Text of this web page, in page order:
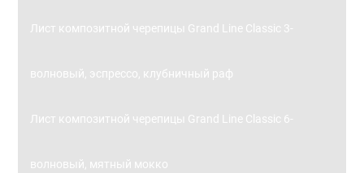
Лист композитной черепицы Grand Line Classic 3-
волновый, эспрессо, клубничный раф
Лист композитной черепицы Grand Line Classic 6-
волновый, мятный мокко